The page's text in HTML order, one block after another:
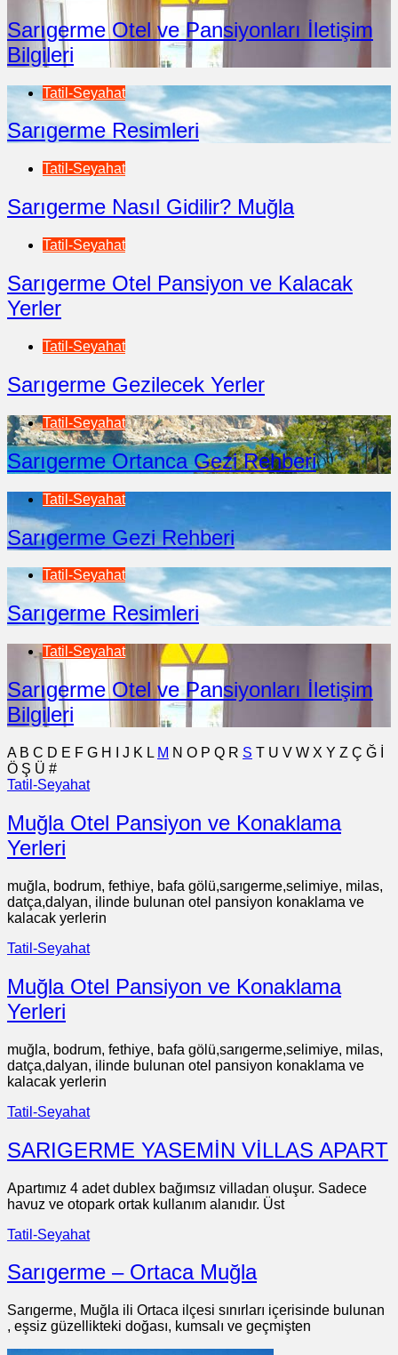
Sarıgerme Otel ve Pansiyonları İletişim
Bilgileri
Tatil-Seyahat
Sarıgerme Resimleri
Tatil-Seyahat
Sarıgerme Nasıl Gidilir? Muğla
Tatil-Seyahat
Sarıgerme Otel Pansiyon ve Kalacak
Yerler
Tatil-Seyahat
Sarıgerme Gezilecek Yerler
Tatil-Seyahat
Sarıgerme Ortanca Gezi Rehberi
Tatil-Seyahat
Sarıgerme Gezi Rehberi
Tatil-Seyahat
Sarıgerme Resimleri
Tatil-Seyahat
Sarıgerme Otel ve Pansiyonları İletişim
Bilgileri
A B C D E F G H J K L M N O P Q R S T U V W X Y Z Ç Ğ
Ö Ş Ü #
Tatil-Seyahat
Muğla Otel Pansiyon ve Konaklama
Yerleri
muğla, bodrum, fethiye, bafa gölü,sarıgerme,selimiye, milas,
datça,dalyan, ilinde bulunan otel pansiyon konaklama ve
kalacak yerlerin
Tatil-Seyahat
Muğla Otel Pansiyon ve Konaklama
Yerleri
muğla, bodrum, fethiye, bafa gölü,sarıgerme,selimiye, milas,
datça,dalyan, ilinde bulunan otel pansiyon konaklama ve
kalacak yerlerin
Tatil-Seyahat
SARIGERME YASEMİN VİLLAS APART
Apartımız 4 adet dublex bağımsız villadan oluşur. Sadece
havuz ve otopark ortak kullanım alanıdır. Üst
Tatil-Seyahat
Sarıgerme – Ortaca Muğla
Sarıgerme, Muğla ili Ortaca ilçesi sınırları içerisinde bulunan
, eşsiz güzellikteki doğası, kumsalı ve geçmişten